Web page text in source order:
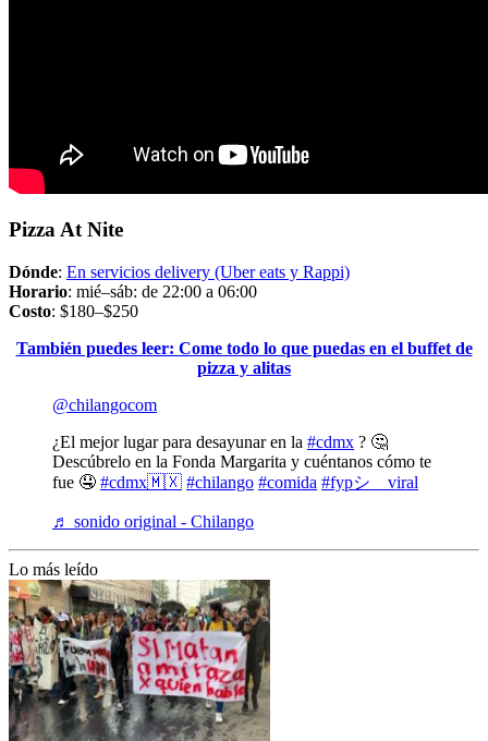
Pizza At Nite
Dónde: En servicios delivery (Uber eats y Rappi)
Horario: mié–sáb: de 22:00 a 06:00
Costo: $180–$250
También puedes leer: Come todo lo que puedas en el buffet de
pizza y alitas
@chilangocom
¿El mejor lugar para desayunar en la #cdmx ? 🤔
Descúbrelo en la Fonda Margarita y cuéntanos cómo te
fue 🤤 #cdmx🇲🇽 #chilango #comida #fypシ゚viral
♬ sonido original - Chilango
Lo más leído